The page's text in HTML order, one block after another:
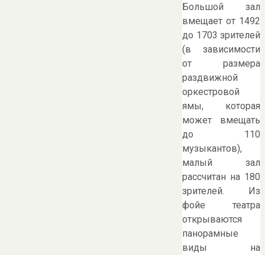
Большой зал
вмещает от 1492
до 1703 зрителей
(в зависимости
от размера
раздвижной
оркестровой
ямы, которая
может вмещать
до 110
музыкантов),
малый зал
рассчитан на 180
зрителей. Из
фойе театра
открываются
панорамные
виды на